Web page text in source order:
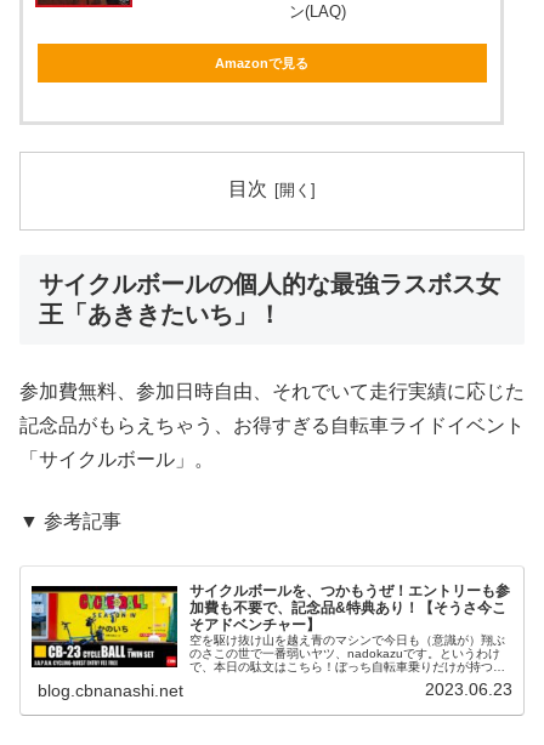
ン(LAQ)
Amazonで見る
目次
サイクルボールの個人的な最強ラスボス女
王「あききたいち」！
参加費無料、参加日時自由、それでいて走行実績に応じた
記念品がもらえちゃう、お得すぎる自転車ライドイベント
「サイクルボール」。
▼ 参考記事
サイクルボールを、つかもうぜ！エントリーも参
加費も不要で、記念品&特典あり！【そうさ今こ
そアドベンチャー】
空を駆け抜け山を越え青のマシンで今日も（意識が）翔ぶ
のさこの世で一番弱いヤツ、nadokazuです。というわけ
で、本日の駄文はこちら！ぼっち自転車乗りだけが持つ、
blog.cbnanashi.net 2023.06.23